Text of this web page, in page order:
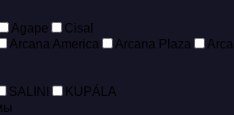
Agape
Cisal
Arcana America Arcana Plaza
SALINI
KUPÁLA